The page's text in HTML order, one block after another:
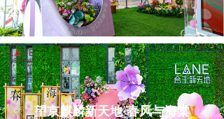
望京麒麟新天地·春风与海棠